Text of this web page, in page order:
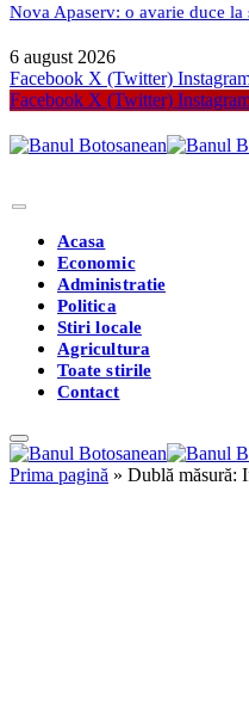
Nova Apaserv: o avarie duce
6 august 2026
Facebook X (Twitter)
Facebook X (Twitter)
Acasa
Economic
Administratie
Politica
Stiri locale
Agricultura
Toate stirile
Contact
Prima pagină » Dublă măsură: